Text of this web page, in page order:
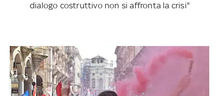
dialogo costruttivo non si affronta la crisi"